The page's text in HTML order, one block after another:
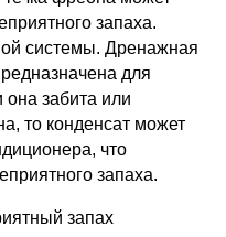
запаха.
системы. Дренажная
для
она забита или
то конденсат может
что
запаха.
запах